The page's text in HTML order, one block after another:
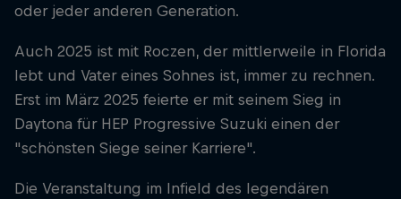
oder jeder anderen Generation.
Auch 2025 ist mit Roczen, der mittlerweile in Florida
lebt und Vater eines Sohnes ist, immer zu rechnen.
Erst im März 2025 feierte er mit seinem Sieg in
Daytona für HEP Progressive Suzuki einen der
"schönsten Siege seiner Karriere".
Die Veranstaltung im Infield des legendären